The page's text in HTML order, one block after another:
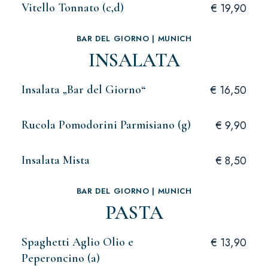
Vitello Tonnato (c,d) € 19,90
BAR DEL GIORNO | MUNICH
INSALATA
Insalata „Bar del Giorno“ € 16,50
Rucola Pomodorini Parmisiano (g) € 9,90
Insalata Mista € 8,50
BAR DEL GIORNO | MUNICH
PASTA
Spaghetti Aglio Olio e
Peperoncino (a)
€ 13,90